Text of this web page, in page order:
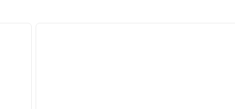
nächstes Bild
1 von 13